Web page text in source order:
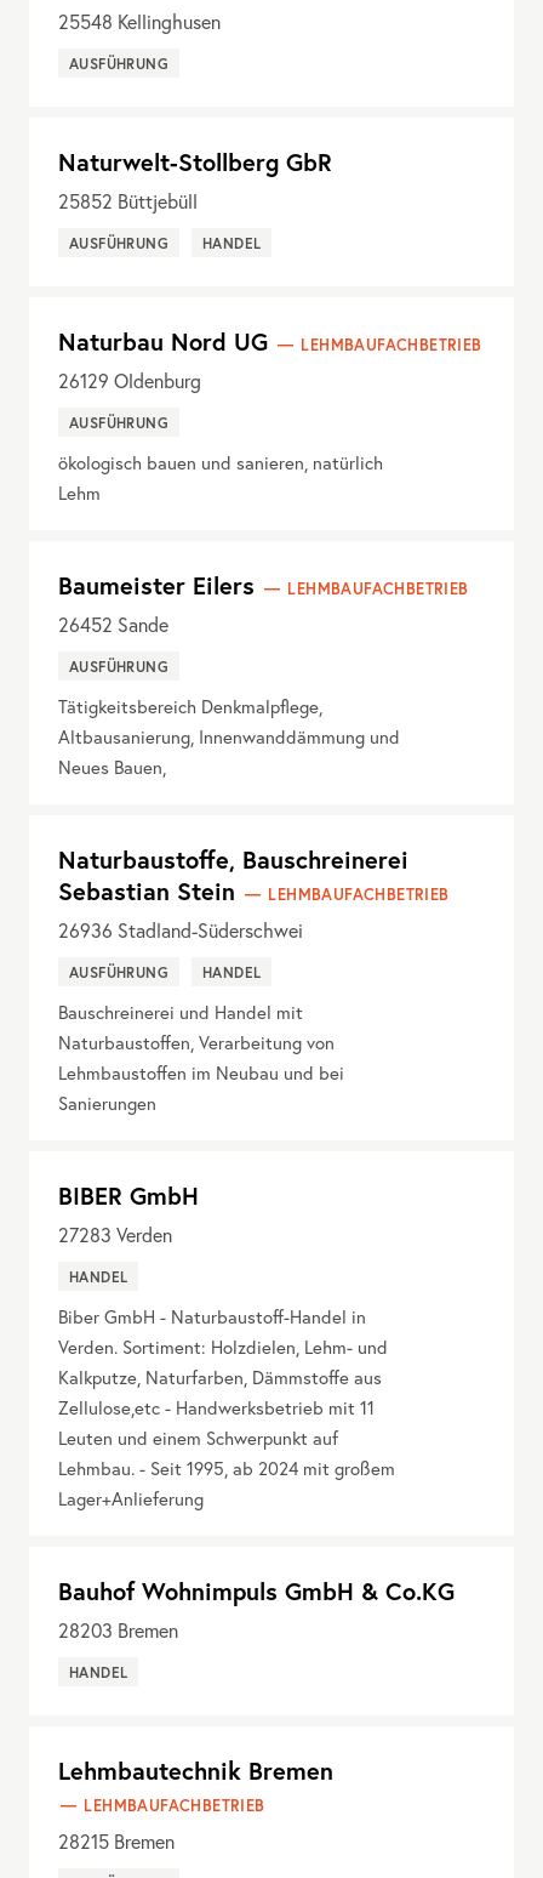
25548 Kellinghusen
AUSFÜHRUNG
Naturwelt-Stollberg GbR
25852 Büttjebüll
AUSFÜHRUNG HANDEL
Naturbau Nord UG LEHMBAUFACHBETRIEB
26129 Oldenburg
AUSFÜHRUNG
ökologisch bauen und sanieren, natürlich
Lehm
Baumeister Eilers LEHMBAUFACHBETRIEB
26452 Sande
AUSFÜHRUNG
Tätigkeitsbereich Denkmalpflege,
Altbausanierung, Innenwanddämmung und
Neues Bauen,
Naturbaustoffe, Bauschreinerei
Sebastian Stein
LEHMBAUFACHBETRIEB
26936 Stadland-Süderschwei
AUSFÜHRUNG HANDEL
Bauschreinerei und Handel mit
Naturbaustoffen, Verarbeitung von
Lehmbaustoffen im Neubau und bei
Sanierungen
BIBER GmbH
27283 Verden
HANDEL
Biber GmbH - Naturbaustoff-Handel in
Verden. Sortiment: Holzdielen, Lehm- und
Kalkputze, Naturfarben, Dämmstoffe aus
Zellulose,etc - Handwerksbetrieb mit 11
Leuten und einem Schwerpunkt auf
Lehmbau. - Seit 1995, ab 2024 mit großem
Lager+Anlieferung
Bauhof Wohnimpuls GmbH & Co.KG
28203 Bremen
HANDEL
Lehmbautechnik Bremen
LEHMBAUFACHBETRIEB
28215 Bremen